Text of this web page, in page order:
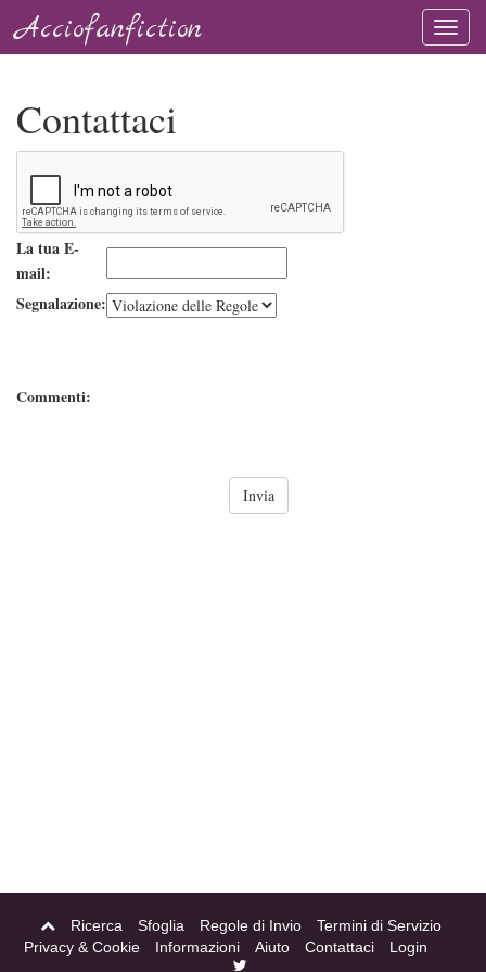
Acciofanfiction
Contattaci
La tua E-
mail:
Segnalazione:
Commenti:
Ricerca Sfoglia Regole di Invio
Termini di Servizio
Privacy & Cookie
Informazioni Aiuto Contattaci Login